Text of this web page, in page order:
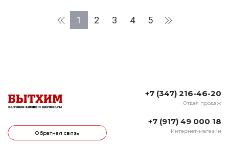
1 2 3 4 5
Обратная связь
+7 (347) 216-46-20
Отдел продаж
+7 (917) 49 000 18
Интернет-магазин